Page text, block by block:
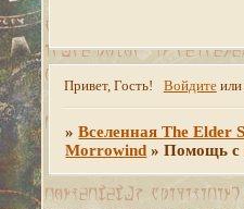
Привет, Гость! Войдитеили
»Вселенная The Elder
Morrowind »Помощь с